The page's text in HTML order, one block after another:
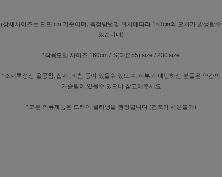
(상세사이즈는 단면 cm 기준이며, 측정방법및 위치에따라 1~3cm의 오차가 발생할수
있습니다)
*착용모델 사이즈 160cm / S(마른55) size / 230 size
*소재특성상 올뭉침, 잡사, 비침 등이 있을수 있으며, 피부가 예민하신 분들은 약간의
거슬림이 있을수 있으니 참고해주세요
*모든 의류제품은 드라이 클리닝을 권장합니다 (건조기 사용불가)